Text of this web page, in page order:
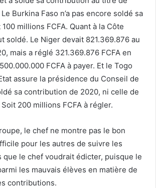
Burkina Faso n’a pas encore soldé sa
millions FCFA. Quant à la Côte
soldé. Le Niger devait 821.369.876 au
mais a réglé 321.369.876 FCFA en
FCFA à payer. Et le Togo
assure la présidence du Conseil de
sa contribution de 2020, ni celle de
Soit 200 millions FCFA à régler.
le chef ne montre pas le bon
pour les autres de suivre les
que le chef voudrait édicter, puisque le
les mauvais élèves en matière de
contributions.